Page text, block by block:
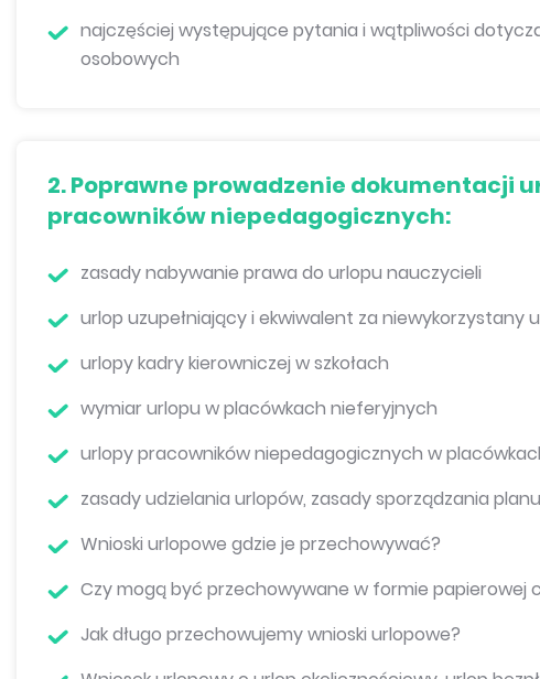
najczęściej występujące pytania i wątpliwości
osobowych
2. Poprawne prowadzenie dokumentacji
pracowników niepedagogicznych:
zasady nabywanie prawa do urlopu nauczycieli
urlop uzupełniający i ekwiwalent za niewykorzystany
urlopy kadry kierowniczej w szkołach
wymiar urlopu w placówkach nieferyjnych
urlopy pracowników niepedagogicznych w
zasady udzielania urlopów, zasady sporządzania
Wnioski urlopowe gdzie je przechowywać?
Czy mogą być przechowywane w formie papierowej
Jak długo przechowujemy wnioski urlopowe?